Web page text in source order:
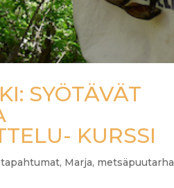
SYÖTÄVÄT
KURSSI
, Marja, metsäpuutarha